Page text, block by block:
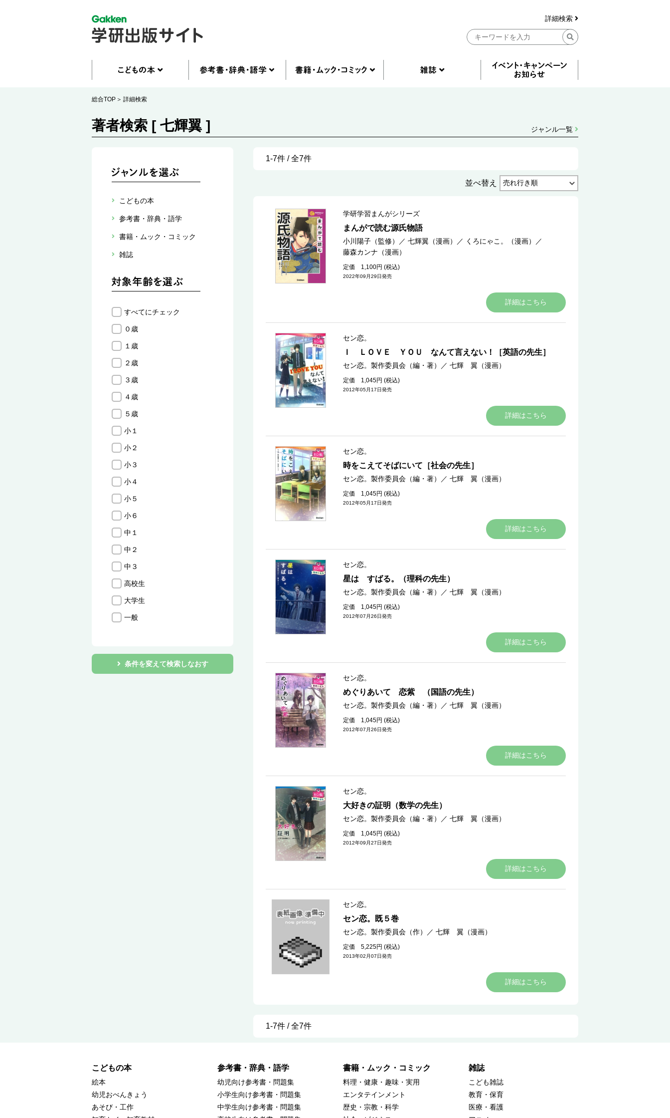
詳細検索
総合TOP 詳細検索
著者検索 [ 七輝翼 ] ジャンル一覧
こどもの本
参考書・辞典・語学
書籍・ムック・コミック
雑誌
すべてにチェック
０歳
１歳
２歳
３歳
４歳
５歳
小１
小２
小３
小４
小５
小６
中１
中２
中３
高校生
大学生
一般
条件を変えて検索しなおす
1-7件 / 全7件
並べ替え
学研学習まんがシリーズ
まんがで読む源氏物語
小川陽子（監修） ／ 七輝翼（漫画） ／ くろにゃこ。（漫画）
／
藤森カンナ（漫画）
定価 1,100円 (税込)
2022年09月29日発売
詳細はこちら
セン恋。
Ｉ ＬＯＶＥ ＹＯＵ なんて言えない！［英語の先生］
セン恋。製作委員会（編・著） ／ 七輝 翼（漫画）
定価 1,045円 (税込)
2012年05月17日発売
詳細はこちら
セン恋。
時をこえてそばにいて［社会の先生］
セン恋。製作委員会（編・著） ／ 七輝 翼（漫画）
定価 1,045円 (税込)
2012年05月17日発売
詳細はこちら
セン恋。
星は すばる。（理科の先生）
セン恋。製作委員会（編・著） ／ 七輝 翼（漫画）
定価 1,045円 (税込)
2012年07月26日発売
詳細はこちら
セン恋。
めぐりあいて 恋紫 （国語の先生）
セン恋。製作委員会（編・著） ／ 七輝 翼（漫画）
定価 1,045円 (税込)
2012年07月26日発売
詳細はこちら
セン恋。
大好きの証明（数学の先生）
セン恋。製作委員会（編・著） ／ 七輝 翼（漫画）
定価 1,045円 (税込)
2012年09月27日発売
詳細はこちら
セン恋。
セン恋。既５巻
セン恋。製作委員会（作） ／ 七輝 翼（漫画）
定価 5,225円 (税込)
2013年02月07日発売
詳細はこちら
1-7件 / 全7件
こどもの本
絵本
幼児おべんきょう
あそび・工作
参考書・辞典・語学
幼児向け参考書・問題集
小学生向け参考書・問題集
中学生向け参考書・問題集
書籍・ムック・コミック
料理・健康・趣味・実用
エンタテインメント
歴史・宗教・科学
雑誌
こども雑誌
教育・保育
医療・看護